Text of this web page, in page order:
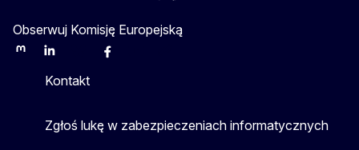
Obserwuj Komisję Europejską
MastodonLinkedInBlueskyFacebook
Kontakt
Zgłoś lukę w zabezpieczeniach informatycznych